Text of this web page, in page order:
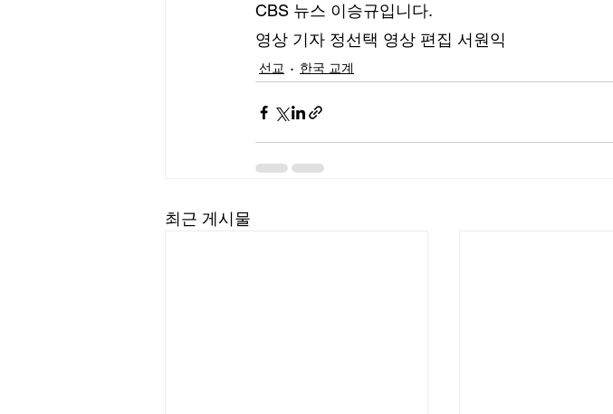
CBS 뉴스 이승규입니다.
영상 기자 정선택 영상 편집 서원익
선교 한국 교계
최근 게시물